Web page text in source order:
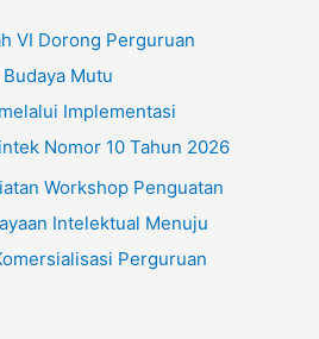
VI Dorong Perguruan
Mutu
Implementasi
Nomor 10 Tahun 2026
Workshop Penguatan
Intelektual Menuju
Perguruan